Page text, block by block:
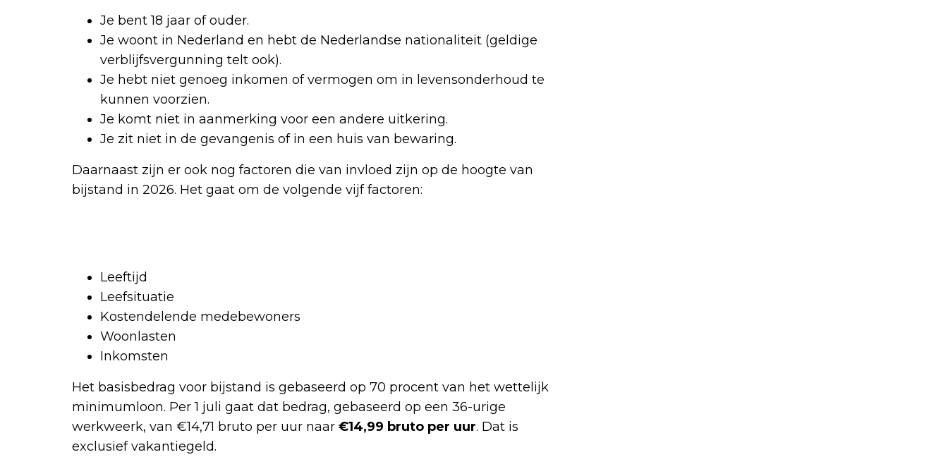
Je bent 18 jaar of ouder.
Je woont in Nederland en hebt de Nederlandse nationaliteit (geldige
verblijfsvergunning telt ook).
Je hebt niet genoeg inkomen of vermogen om in levensonderhoud te
kunnen voorzien.
Je komt niet in aanmerking voor een andere uitkering.
Je zit niet in de gevangenis of in een huis van bewaring.
Daarnaast zijn er ook nog factoren die van invloed zijn op de hoogte van
bijstand in 2026. Het gaat om de volgende vijf factoren:
Leeftijd
Leefsituatie
Kostendelende medebewoners
Woonlasten
Inkomsten
Het basisbedrag voor bijstand is gebaseerd op 70 procent van het wettelijk
minimumloon. Per 1 juli gaat dat bedrag, gebaseerd op een 36-urige
werkweerk, van €14,71 bruto per uur naar €14,99 bruto per uur. Dat is
exclusief vakantiegeld.